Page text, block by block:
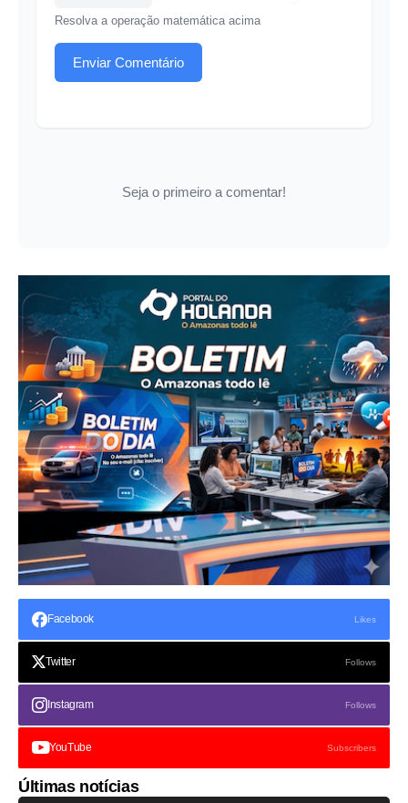
Resolva a operação matemática acima
Enviar Comentário
Seja o primeiro a comentar!
Facebook Likes
Twitter Follows
Instagram Follows
YouTube Subscribers
Últimas notícias